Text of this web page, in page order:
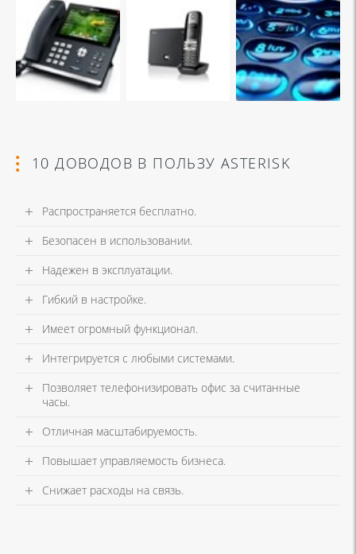
10 ДОВОДОВ В ПОЛЬЗУ ASTERISK
Распространяется бесплатно.
Безопасен в использовании.
Надежен в эксплуатации.
Гибкий в настройке.
Имеет огромный функционал.
Интегрируется с любыми системами.
Позволяет телефонизировать офис за считанные
часы.
Отличная масштабируемость.
Повышает управляемость бизнеса.
Снижает расходы на связь.